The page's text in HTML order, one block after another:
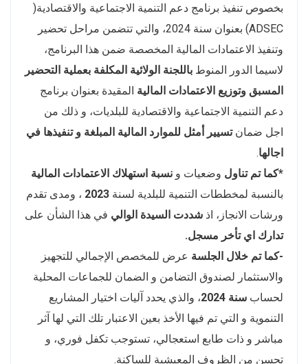
بخصوص تنفيذ برنامج دعم التنمية الاجتماعية والاقتصادية(
ADSEC) بعنوان سنة 2024، والتي تتضمن مراحل تحضير
وتنفيذ الاعتمادات المالية المخصصة ضمن هذا البرنامج،
لاسيما الدور المنوط باللجنة الولائية المكلفة بعملية التحضير
المسبق وتوزيع الاعتمادات المالية المقيدة بعنوان برنامج
دعم التنمية الاجتماعية والاقتصادية للبلديات، و ذلك من
اجل ضمانتسيير أمثل للموارد المالية المبلغة و تنفيذها في
اجالها.
*كما تم تناول وضعيات و نسبة استهلاك الاعتمادات المالية
بالنسبة لمخططات التنمية للبلدية لسنة 2023 ، ومدى تقدم
ورشات الانجاز، اذ شددت السيدة الوالي في هذا الشأن على
تدارك اي تأخر مسجل.
-كما تم خلال الجلسة عرض للمخصص الإجمالي للتجهيز
والاستثمار لصندوق التضامن و الضمان للجماعات المحلية
لحساب سنة 2024
، والذي يحدد آليات اختيار المشاريع
التنموية و التي تم فيها الأخذ بعين الاعتبار تلك التي لها آثر
مباشر و ذات طابع استعجالي، تستوجب تكفل فوري، و
تحسن من الظروف المعيشية للساكنة.